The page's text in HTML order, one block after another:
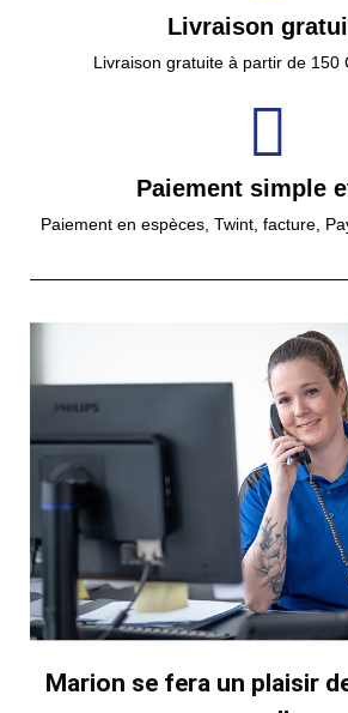
Livraison
Livraison gratuite à partir de 150
Paiement simple
Paiement en espèces, Twint, facture,
Marion se fera un plaisir